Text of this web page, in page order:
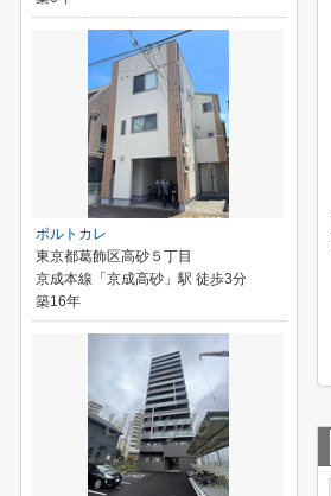
ポルトカレ
東京都葛飾区高砂５丁目
京成本線「京成高砂」駅 徒歩3分
築16年